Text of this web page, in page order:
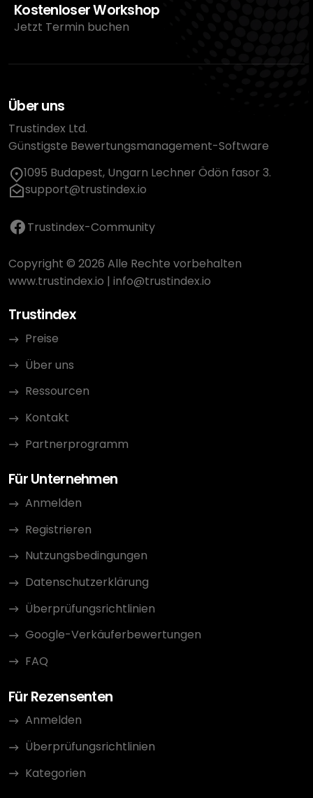
Kostenloser Workshop
Jetzt Termin buchen
Über uns
Trustindex Ltd.
Günstigste Bewertungsmanagement-Software
1095 Budapest, Ungarn Lechner Ödön fasor 3.
support@trustindex.io
Trustindex-Community
Copyright © 2026 Alle Rechte vorbehalten
www.trustindex.io | info@trustindex.io
Trustindex
Preise
Über uns
Ressourcen
Kontakt
Partnerprogramm
Für Unternehmen
Anmelden
Registrieren
Nutzungsbedingungen
Datenschutzerklärung
Überprüfungsrichtlinien
Google-Verkäuferbewertungen
FAQ
Für Rezensenten
Anmelden
Überprüfungsrichtlinien
Kategorien